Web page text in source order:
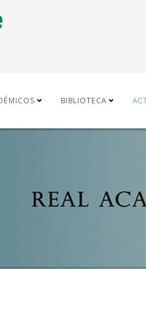
BIBLIOTECA